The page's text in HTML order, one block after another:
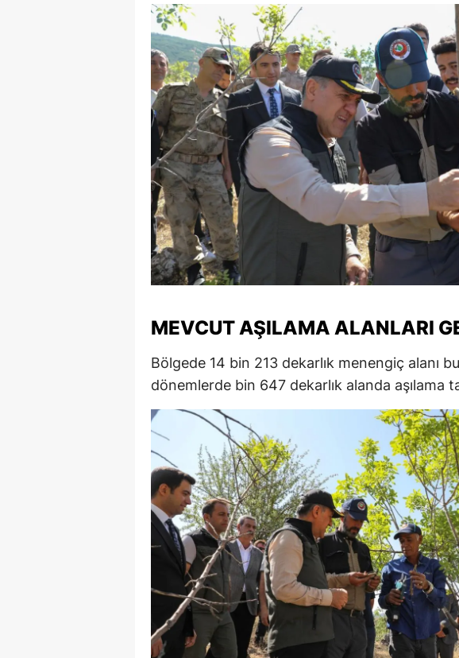
Erzurum
Eskişehir
Gaziantep
Giresun
Gümüşhane
Hakkari
Hatay
Isparta
İzmir
Kars
Kastamonu
Kayseri
Kırklareli
Kırşehir
Kocaeli
Konya
Kütahya
MEVCUT AŞILAMA ALANLARI
Bölgede 14 bin 213 dekarlık menengiç alanı
dönemlerde bin 647 dekarlık alanda aşılama